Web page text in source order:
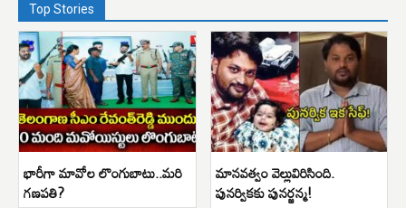
Top Stories
భారీగా మావోల లొంగుబాటు..మరి
గణపతి?
మానవత్వం వెల్లువిరిసింది.
పునర్వికకు పునర్జన్మ!